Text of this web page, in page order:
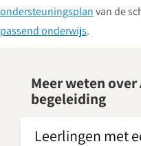
ondersteuningsplanvan de
passend onderwijs.
Meer weten
begeleiding
Leerlingen met